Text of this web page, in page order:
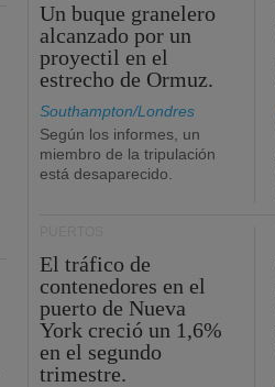
Un buque granelero
alcanzado por un
proyectil en el
estrecho de Ormuz.
Southampton/Londres
Según los informes, un
miembro de la tripulación
está desaparecido.
El tráfico de
contenedores en el
puerto de Nueva
York creció un 1,6%
en el segundo
trimestre.